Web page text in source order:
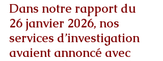
Dans notre rapport du
26 janvier 2026, nos
services d’investigation
avaient annoncé avec